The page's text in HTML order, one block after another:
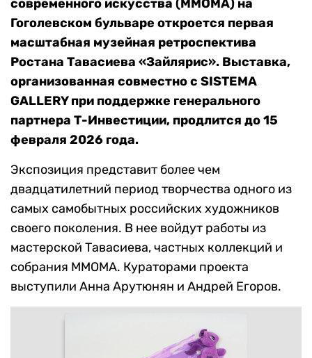
современного искусства (MMOMA) на
Гоголевском бульваре откроется первая
масштабная музейная ретроспектива
Ростана Тавасиева «Зайлярис». Выставка,
организованная совместно с SISTEMA
GALLERY при поддержке генерального
партнера Т-Инвестиции, продлится до 15
февраля 2026 года.
Экспозиция представит более чем
двадцатилетний период творчества одного из
самых самобытных российских художников
своего поколения. В нее войдут работы из
мастерской Тавасиева, частных коллекций и
собрания MMOMA. Кураторами проекта
выступили Анна Арутюнян и Андрей Егоров.